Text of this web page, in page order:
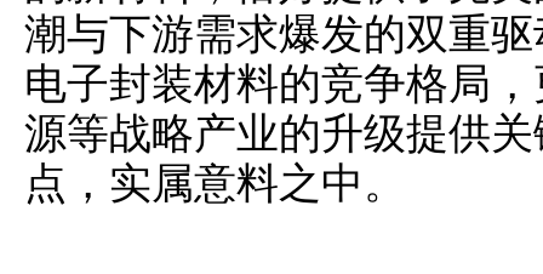
潮与下游需求爆发的双重
电子封装材料的竞争格局
源等战略产业的升级提供
点，实属意料之中。